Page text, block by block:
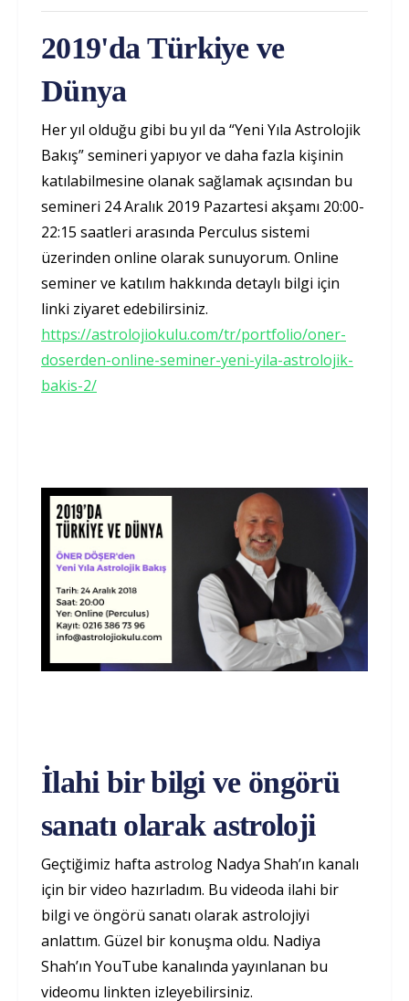
2019'da Türkiye ve
Dünya
Her yıl olduğu gibi bu yıl da “Yeni Yıla Astrolojik
Bakış” semineri yapıyor ve daha fazla kişinin
katılabilmesine olanak sağlamak açısından bu
semineri 24 Aralık 2019 Pazartesi akşamı 20:00-
22:15 saatleri arasında Perculus sistemi
üzerinden online olarak sunuyorum. Online
seminer ve katılım hakkında detaylı bilgi için
linki ziyaret edebilirsiniz.
https://astrolojiokulu.com/tr/portfolio/oner-
doserden-online-seminer-yeni-yila-astrolojik-
bakis-2/
İlahi bir bilgi ve öngörü
sanatı olarak astroloji
Geçtiğimiz hafta astrolog Nadya Shah’ın kanalı
için bir video hazırladım. Bu videoda ilahi bir
bilgi ve öngörü sanatı olarak astrolojiyi
anlattım. Güzel bir konuşma oldu. Nadiya
Shah’ın YouTube kanalında yayınlanan bu
videomu linkten izleyebilirsiniz.